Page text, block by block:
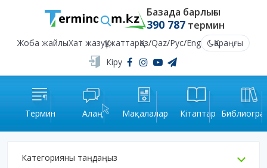
Базада барлығы
390 787термин
Жоба жайлыХат жазуҚұжаттарҚаз/Qaz/Рус/Eng
Қараңғы
Кіру
Термин Алаң Мақалалар Кітаптар
Категорияны таңдаңыз